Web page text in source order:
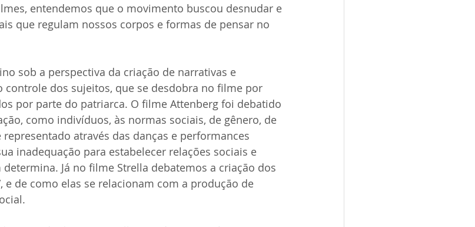
entendemos que o movimento buscou desnudar e
que regulam nossos corpos e formas de pensar no
sob a perspectiva da criação de narrativas e
dos sujeitos, que se desdobra no filme por
por parte do patriarca. O filme Attenberg foi debatido
como indivíduos, às normas sociais, de gênero, de
através das danças e performances
inadequação para estabelecer relações sociais e
Já no filme Strella debatemos a criação dos
e de como elas se relacionam com a produção de